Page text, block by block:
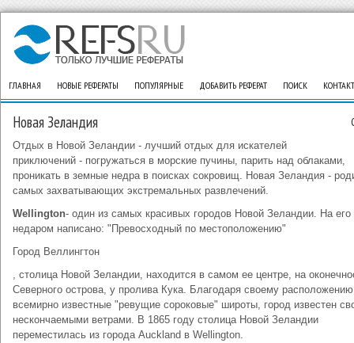
ГЛАВНАЯ НОВЫЕ РЕФЕРАТЫ ПОПУЛЯРНЫЕ ДОБАВИТЬ РЕФЕРАТ ПОИСК
Новая Зеландия
Отдых в Новой Зеландии - лучший отдых для искателей
приключений - погружаться в морские пучины, парить над облаками,
проникать в земные недра в поисках сокровищ. Новая Зеландия -
самых захватывающих экстремальных развлечений.
Wellington- один из самых красивых городов Новой Зеландии. На его
недаром написано: "Превосходный по местоположению"
Город Веллингтон
, столица Новой Зеландии, находится в самом ее центре, на
Северного острова, у пролива Кука. Благодаря своему
всемирно известные "ревущие сороковые" широты, город известен
нескончаемыми ветрами. В 1865 году столица Новой Зеландии
переместилась из города Auckland в Wellington.